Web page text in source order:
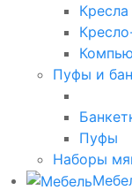
Пуфы и
Пуфы
Наборы